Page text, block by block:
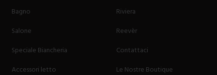
Bagno
Salone
Speciale Biancheria
Accessori letto
Riviera
Reevèr
Contattaci
Le Nostre Boutique